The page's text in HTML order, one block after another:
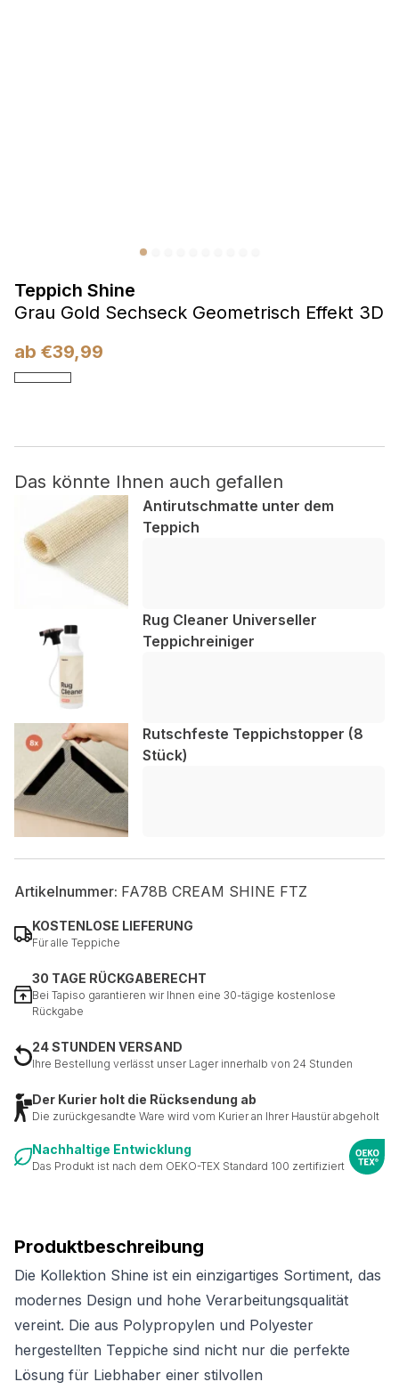
Teppich Shine
Grau Gold Sechseck Geometrisch Effekt 3D
ab €39,99
Produktbeschreibung
Die Kollektion Shine ist ein einzigartiges Sortiment, das
modernes Design und hohe Verarbeitungsqualität
vereint. Die aus Polypropylen und Polyester
hergestellten Teppiche sind nicht nur die perfekte
Lösung für Liebhaber einer stilvollen
Das könnte Ihnen auch gefallen
Antirutschmatte unter dem
Teppich
Rug Cleaner Universeller
Teppichreiniger
Rutschfeste Teppichstopper (8
Stück)
Artikelnummer: FA78B CREAM SHINE FTZ
KOSTENLOSE LIEFERUNG
Für alle Teppiche
30 TAGE RÜCKGABERECHT
Bei Tapiso garantieren wir Ihnen eine 30-tägige kostenlose
Rückgabe
24 STUNDEN VERSAND
Ihre Bestellung verlässt unser Lager innerhalb von 24 Stunden
Der Kurier holt die Rücksendung ab
Die zurückgesandte Ware wird vom Kurier an Ihrer Haustür abgeholt
Nachhaltige Entwicklung
Das Produkt ist nach dem OEKO-TEX Standard 100 zertifiziert
Marketing
Websites hinweg zu verfolgen. Das Ziel ist es, Anzeigen
anzuzeigen, die für den einzelnen Benutzer relevant und
ansprechend sind und somit wertvoller für Herausgeber und
Nicht kategorisiert.
Andere nicht kategorisierte Cookies sind solche, die
analysiert werden und noch keiner Kategorie zugeordnet
wurden.
Meine Einstellungen speichern
Alle akzeptieren